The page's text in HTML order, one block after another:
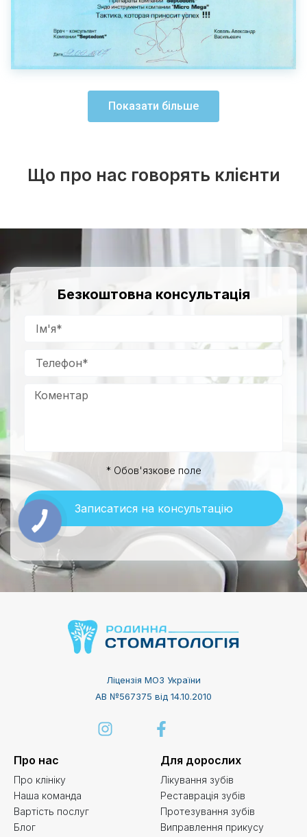
Показати більше
Що про нас говорять клієнти
Безкоштовна консультація
* Обов'язкове поле
Записатися на консультацію
Ліцензія МОЗ України
АВ №567375 від 14.10.2010
Про нас
Про клініку
Наша команда
Вартість послуг
Блог
Для дорослих
Лікування зубів
Реставрація зубів
Протезування зубів
Виправлення прикусу